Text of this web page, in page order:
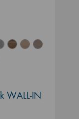
WALL-IN